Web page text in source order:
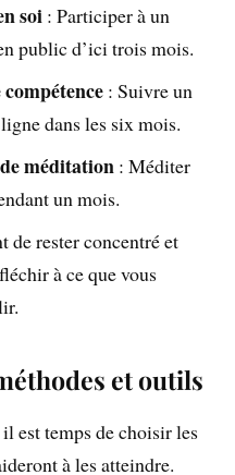
soi : Participer à un
public d’ici trois mois.
: Suivre un
dans les six mois.
méditation : Méditer
un mois.
de rester concentré et
à ce que vous
et outils
est temps de choisir les
à les atteindre.